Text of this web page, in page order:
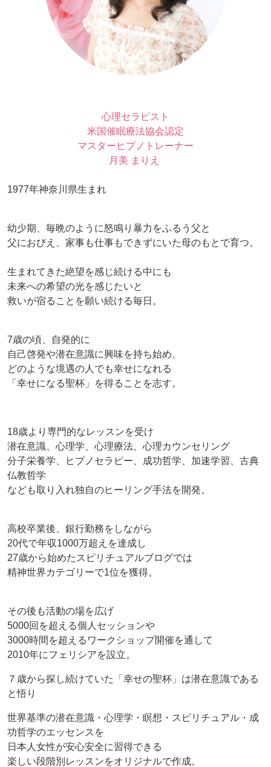
心理セラピスト
米国催眠療法協会認定
マスターヒプノトレーナー
月美 まりえ
1977年神奈川県生まれ
幼少期、毎晩のように怒鳴り暴力をふるう父と
父におびえ、家事も仕事もできずにいた母のもとで育つ。
生まれてきた絶望を感じ続ける中にも
未来への希望の光を感じたいと
救いが宿ることを願い続ける毎日。
7歳の頃、自発的に
自己啓発や潜在意識に興味を持ち始め、
どのような境遇の人でも幸せになれる
「幸せになる聖杯」を得ることを志す。
18歳より専門的なレッスンを受け
潜在意識、心理学、心理療法、心理カウンセリング
分子栄養学、ヒプノセラピー、成功哲学、加速学習、古典
仏教哲学
なども取り入れ独自のヒーリング手法を開発。
高校卒業後、銀行勤務をしながら
20代で年収1000万超えを達成し
27歳から始めたスピリチュアルブログでは
精神世界カテゴリーで1位を獲得。
その後も活動の場を広げ
5000回を超える個人セッションや
3000時間を超えるワークショップ開催を通して
2010年にフェリシアを設立。
７歳から探し続けていた「幸せの聖杯」は潜在意識である
と悟り
世界基準の潜在意識・心理学・瞑想・スピリチュアル・成
功哲学のエッセンスを
日本人女性が安心安全に習得できる
楽しい段階別レッスンをオリジナルで作成。